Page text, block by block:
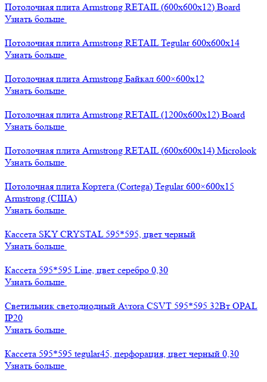
Потолочная плита Armstrong RETAIL (600x600x12) Board
Узнать больше
Потолочная плита Armstrong RETAIL Tegular 600x600x14
Узнать больше
Потолочная плита Armstrong Байкал 600×600х12
Узнать больше
Потолочная плита Armstrong RETAIL (1200x600x12) Board
Узнать больше
Потолочная плита Armstrong RETAIL (600x600x14) Microlook
Узнать больше
Потолочная плита Кортега (Cortega) Tegular 600×600х15
Armstrong (США)
Узнать больше
Кассета SKY CRYSTAL 595*595, цвет черный
Узнать больше
Кассета 595*595 Line, цвет серебро 0,30
Узнать больше
Светильник светодиодный Avrora CSVT 595*595 32Вт OPAL
IP20
Узнать больше
Кассета 595*595 tegular45, перфорация, цвет черный 0,30
Узнать больше